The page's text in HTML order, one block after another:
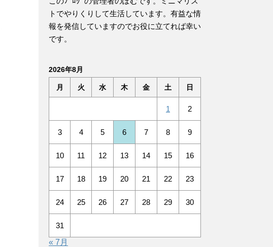
トでやりくりして生活しています。有益な情
報を発信していますのでお役に立てれば幸い
です。
2026年8月
月 火 水 木 金 土 日
1 2
3 4 5 6 7 8 9
10 11 12 13 14 15 16
17 18 19 20 21 22 23
24 25 26 27 28 29 30
31
« 7月